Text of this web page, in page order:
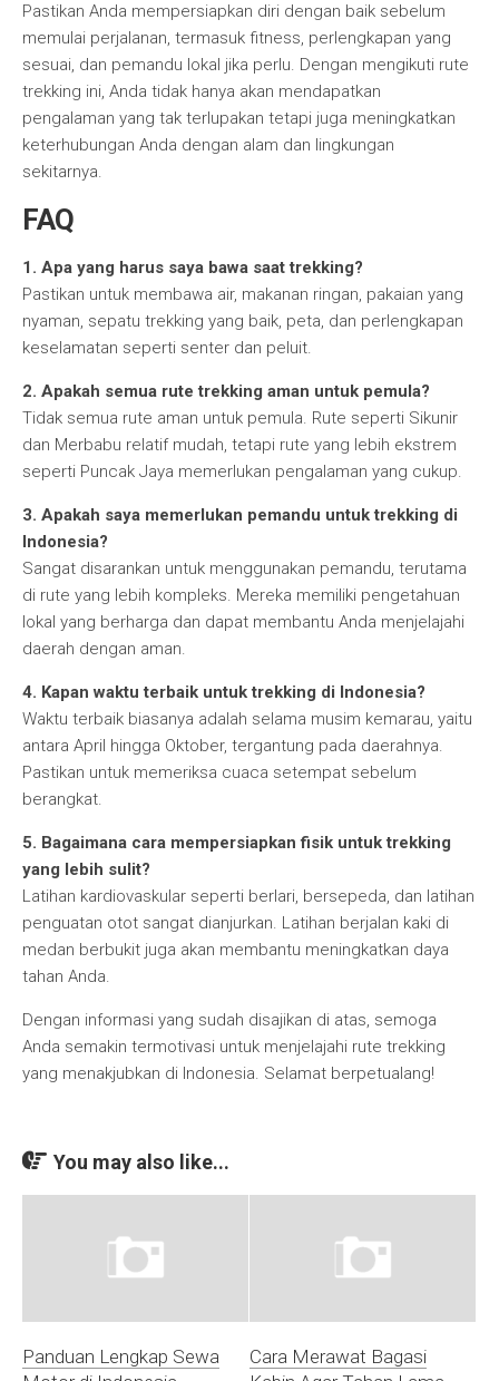
Pastikan Anda mempersiapkan diri dengan baik sebelum
memulai perjalanan, termasuk fitness, perlengkapan yang
sesuai, dan pemandu lokal jika perlu. Dengan mengikuti rute
trekking ini, Anda tidak hanya akan mendapatkan
pengalaman yang tak terlupakan tetapi juga meningkatkan
keterhubungan Anda dengan alam dan lingkungan
sekitarnya.
FAQ
1. Apa yang harus saya bawa saat trekking?
Pastikan untuk membawa air, makanan ringan, pakaian yang
nyaman, sepatu trekking yang baik, peta, dan perlengkapan
keselamatan seperti senter dan peluit.
2. Apakah semua rute trekking aman untuk pemula?
Tidak semua rute aman untuk pemula. Rute seperti Sikunir
dan Merbabu relatif mudah, tetapi rute yang lebih ekstrem
seperti Puncak Jaya memerlukan pengalaman yang cukup.
3. Apakah saya memerlukan pemandu untuk trekking di
Indonesia?
Sangat disarankan untuk menggunakan pemandu, terutama
di rute yang lebih kompleks. Mereka memiliki pengetahuan
lokal yang berharga dan dapat membantu Anda menjelajahi
daerah dengan aman.
4. Kapan waktu terbaik untuk trekking di Indonesia?
Waktu terbaik biasanya adalah selama musim kemarau, yaitu
antara April hingga Oktober, tergantung pada daerahnya.
Pastikan untuk memeriksa cuaca setempat sebelum
berangkat.
5. Bagaimana cara mempersiapkan fisik untuk trekking
yang lebih sulit?
Latihan kardiovaskular seperti berlari, bersepeda, dan latihan
penguatan otot sangat dianjurkan. Latihan berjalan kaki di
medan berbukit juga akan membantu meningkatkan daya
tahan Anda.
Dengan informasi yang sudah disajikan di atas, semoga
Anda semakin termotivasi untuk menjelajahi rute trekking
yang menakjubkan di Indonesia. Selamat berpetualang!
You may also like...
Panduan Lengkap Sewa
Cara Merawat Bagasi